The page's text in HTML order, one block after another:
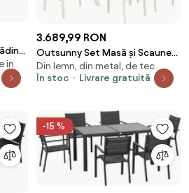
in
3.689,99 RON
Outsunny Set Masă și Scaune
de Grădină 7 Piese, Set Prânz
Exterior din Aluminiu cu 6
Imitatie Lemn, pentru Terasă,
Balcon, Patio, Teak | Aosom
Romania
Din lemn, din metal, de tec
În stoc
Livrare gratuită
-15 %